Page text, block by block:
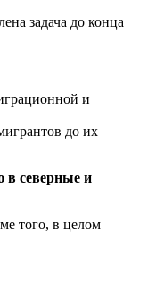
задача до конца
и
до их
в северные и
того, в целом